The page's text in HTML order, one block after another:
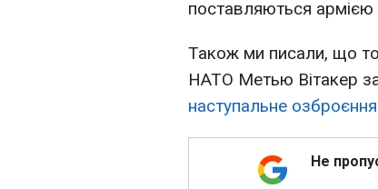
поставляються
Також ми писали, що
НАТО Метью Вітакер
наступальне
Не